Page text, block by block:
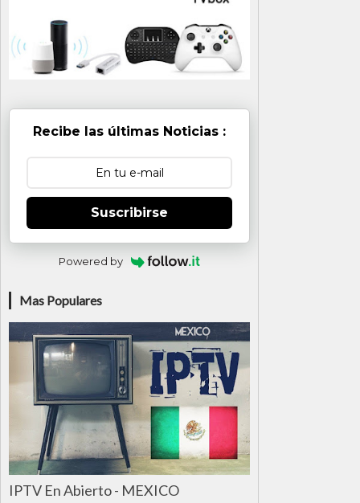
Recibe las últimas Noticias :
Suscribirse
Powered by
Mas Populares
IPTV En Abierto - MEXICO